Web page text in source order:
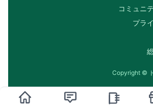
コミュニ
プラ
Copyright ©